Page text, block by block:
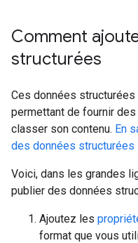
Comment
structurées
Ces données
permettant de fournir
classer son contenu. En
des données structurées
Voici, dans les grandes
publier des données
Ajoutez les
format que vous